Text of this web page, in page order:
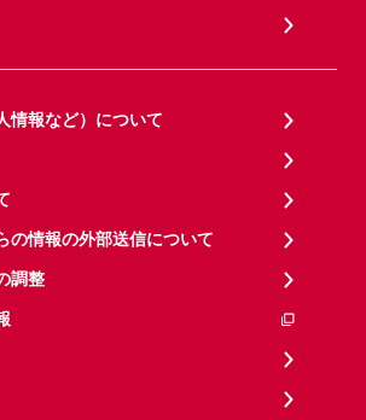
情報など）について
の情報の外部送信について
調整